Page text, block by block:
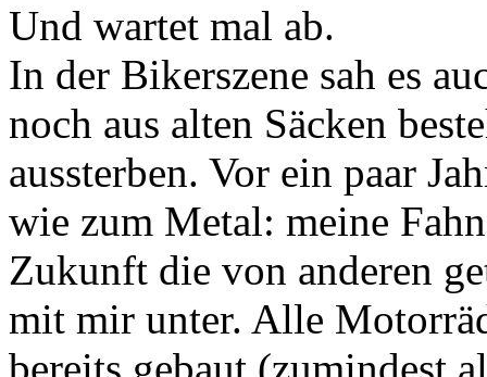
Und wartet mal ab.
In der Bikerszene sah es
noch aus alten Säcken
aussterben. Vor ein paar
wie zum Metal: meine
Zukunft die von anderen
mit mir unter. Alle
bereits gebaut (zumindest